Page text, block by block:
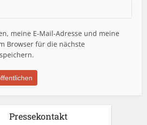
meine E-Mail-Adresse und meine
Browser für die nächste
Pressekontakt